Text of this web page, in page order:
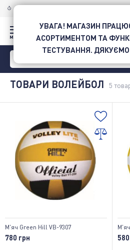
ДОСТАВКА ПО УКРАЇНІ
ТОВАРИ ВОЛЕЙБОЛ 5
М'яч Green Hill VB-9307
780 грн
УВАГА! МАГАЗИН
АСОРТИМЕНТОМ ТА
ТЕСТУВАННЯ. ДЯКУЄМО